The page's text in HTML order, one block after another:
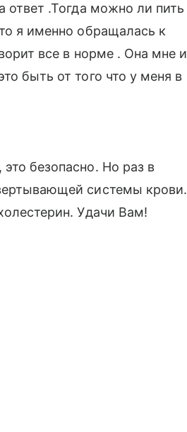
ответ .Тогда можно ли пить
я именно обращалась к
все в норме . Она мне и
быть от того что у меня в
безопасно. Но раз в
системы крови.
Удачи Вам!